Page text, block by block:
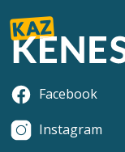
Facebook
Instagram